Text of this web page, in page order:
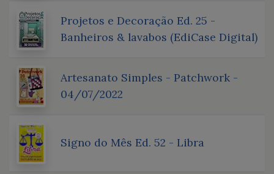
Projetos e Decoração Ed. 25 -
Banheiros & lavabos (EdiCase Digital)
Artesanato Simples - Patchwork -
04/07/2022
Signo do Mês Ed. 52 - Libra